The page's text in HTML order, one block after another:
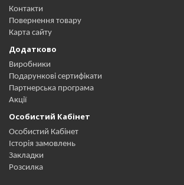
Контакти
Повернення товару
Карта сайту
Додатково
Виробники
Подарункові сертифікати
Партнерська програма
Акції
Особистий Кабінет
Особистий Кабінет
Історія замовлень
Закладки
Розсилка